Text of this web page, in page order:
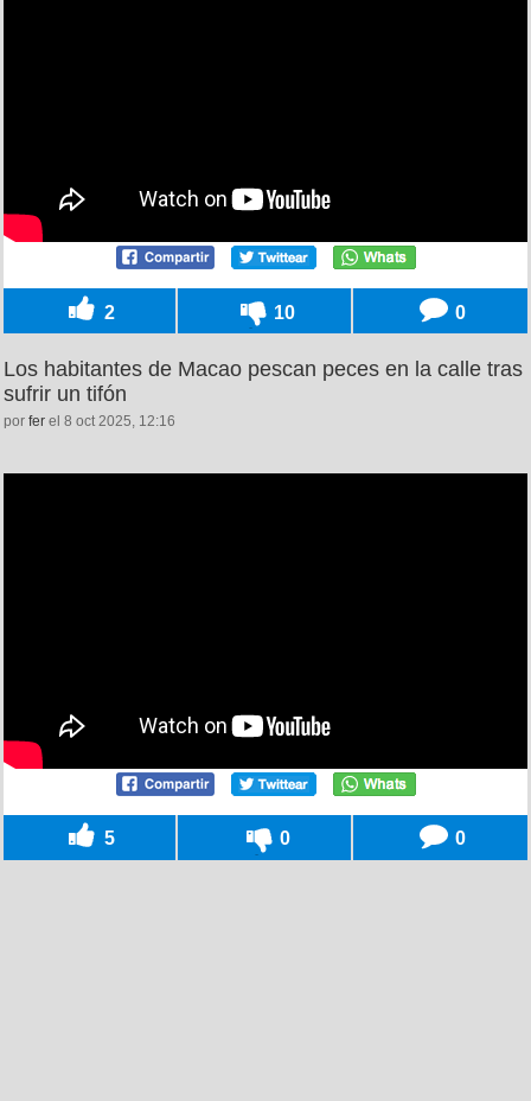
2 10 0
Los habitantes de Macao pescan peces en la calle tras
sufrir un tifón
por fer el 8 oct 2025, 12:16
5 0 0